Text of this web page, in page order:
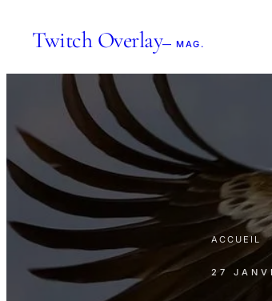
Twitch Overlay— MAG.
ACCUEIL
27